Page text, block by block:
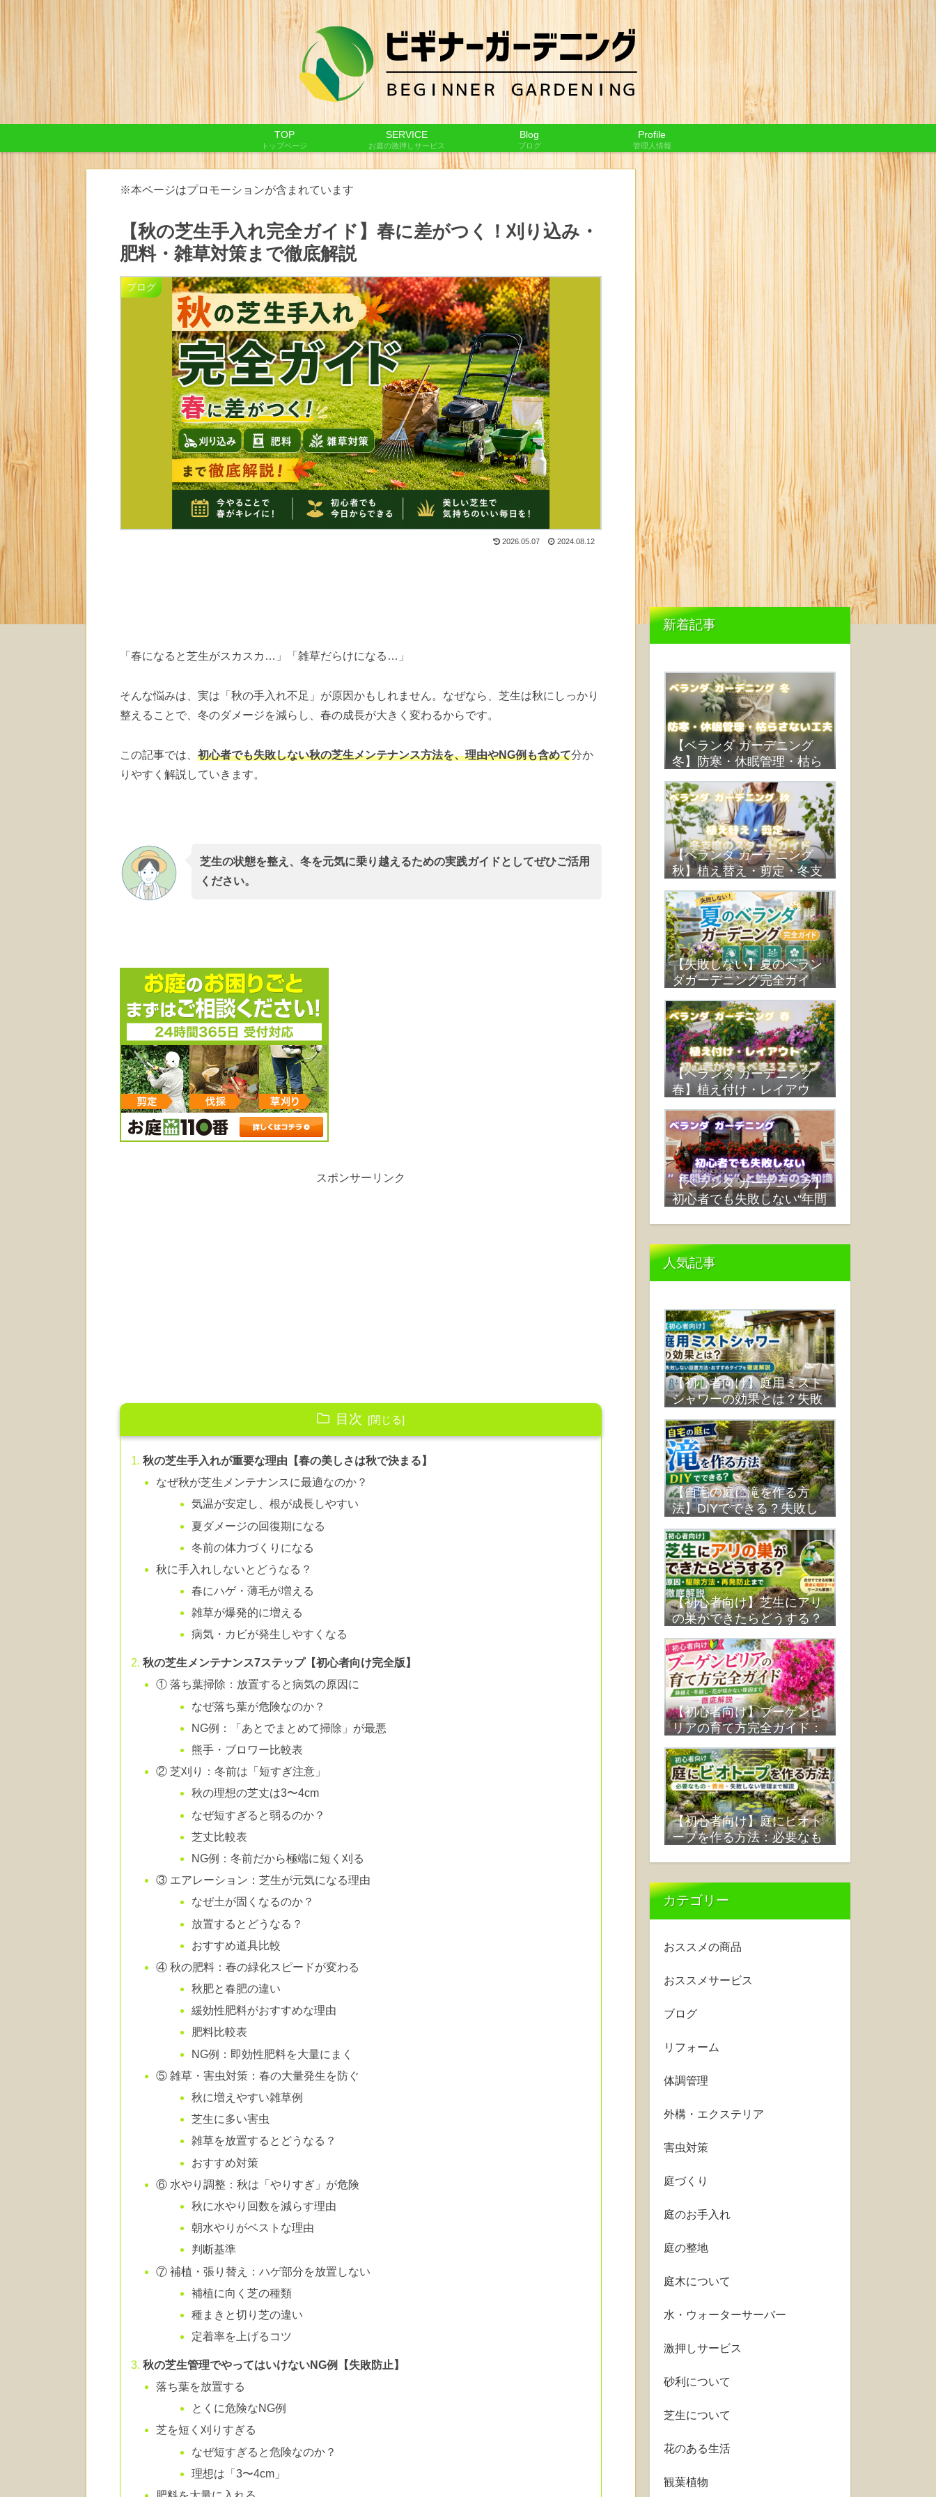
TOP
トップページ
SERVICE
お庭の激押しサービス
Blog
ブログ
Profile
管理人情報
※本ページはプロモーションが含まれています
【秋の芝生手入れ完全ガイド】春に差がつく！刈り込み・
肥料・雑草対策まで徹底解説
ブログ
2026.05.07 2024.08.12
「春になると芝生がスカスカ…」「雑草だらけになる…」
そんな悩みは、実は「秋の手入れ不足」が原因かもしれません。なぜなら、芝生は秋にしっかり
整えることで、冬のダメージを減らし、春の成長が大きく変わるからです。
この記事では、 初心者でも失敗しない秋の芝生メンテナンス方法を、理由やNG例も含めて分か
りやすく解説していきます。
芝生の状態を整え、冬を元気に乗り越えるための実践ガイドとしてぜひご活用
ください。
スポンサーリンク
目次
秋の芝生手入れが重要な理由【春の美しさは秋で決まる】
なぜ秋が芝生メンテナンスに最適なのか？
気温が安定し、根が成長しやすい
夏ダメージの回復期になる
冬前の体力づくりになる
秋に手入れしないとどうなる？
春にハゲ・薄毛が増える
雑草が爆発的に増える
病気・カビが発生しやすくなる
秋の芝生メンテナンス7ステップ【初心者向け完全版】
① 落ち葉掃除：放置すると病気の原因に
なぜ落ち葉が危険なのか？
NG例：「あとでまとめて掃除」が最悪
熊手・ブロワー比較表
② 芝刈り：冬前は「短すぎ注意」
秋の理想の芝丈は3〜4cm
なぜ短すぎると弱るのか？
芝丈比較表
NG例：冬前だから極端に短く刈る
③ エアレーション：芝生が元気になる理由
なぜ土が固くなるのか？
放置するとどうなる？
おすすめ道具比較
④ 秋の肥料：春の緑化スピードが変わる
秋肥と春肥の違い
緩効性肥料がおすすめな理由
肥料比較表
NG例：即効性肥料を大量にまく
⑤ 雑草・害虫対策：春の大量発生を防ぐ
秋に増えやすい雑草例
芝生に多い害虫
雑草を放置するとどうなる？
おすすめ対策
⑥ 水やり調整：秋は「やりすぎ」が危険
秋に水やり回数を減らす理由
朝水やりがベストな理由
判断基準
⑦ 補植・張り替え：ハゲ部分を放置しない
補植に向く芝の種類
種まきと切り芝の違い
定着率を上げるコツ
秋の芝生管理でやってはいけないNG例【失敗防止】
落ち葉を放置する
とくに危険なNG例
芝を短く刈りすぎる
なぜ短すぎると危険なのか？
理想は「3〜4cm」
新着記事
【ベランダ ガーデニング
冬】防寒・休眠管理・枯ら
【ベランダ ガーデニング
秋】植え替え・剪定・冬支
【失敗しない】夏のベラン
ダガーデニング完全ガイ
策・おすすめ植物まで解説
【ベランダ ガーデニング
春】植え付け・レイアウ
ト・初心者がやるべき3ス
テップ
【ベランダ ガーデニング】
初心者でも失敗しない“年間
人気記事
【初心者向け】庭用ミスト
シャワーの効果とは？失敗
タイプを徹底解説
【自宅の庭に滝を作る方
法】DIYでできる？失敗し
較まで解説
【初心者向け】芝生にアリ
の巣ができたらどうする？
まで徹底解説
【初心者向け】ブーゲンビ
リアの育て方完全ガイド：
ない原因まで徹底解説
【初心者向け】庭にビオト
ープを作る方法：必要なも
カテゴリー
おススメの商品
おススメサービス
ブログ
リフォーム
体調管理
外構・エクステリア
害虫対策
庭づくり
庭のお手入れ
庭の整地
庭木について
水・ウォーターサーバー
激押しサービス
砂利について
芝生について
花のある生活
観葉植物